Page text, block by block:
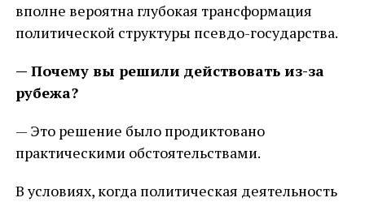
вполне вероятна глубокая трансформация
политической структуры псевдо-государства.
— Почему вы решили действовать из-за
рубежа?
— Это решение было продиктовано
практическими обстоятельствами.
В условиях, когда политическая деятельность